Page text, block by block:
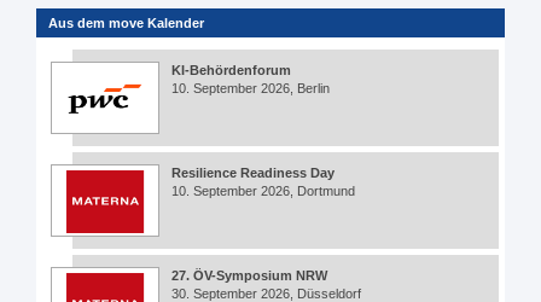
Aus dem move Kalender
KI-Behördenforum
10. September 2026, Berlin
Resilience Readiness Day
10. September 2026, Dortmund
27. ÖV-Symposium NRW
30. September 2026, Düsseldorf